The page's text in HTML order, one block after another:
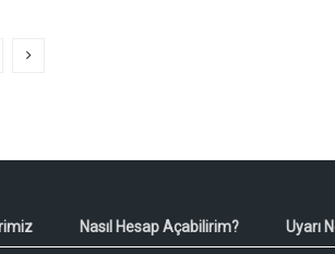
Nasıl Hesap Açabilirim? Uyarı